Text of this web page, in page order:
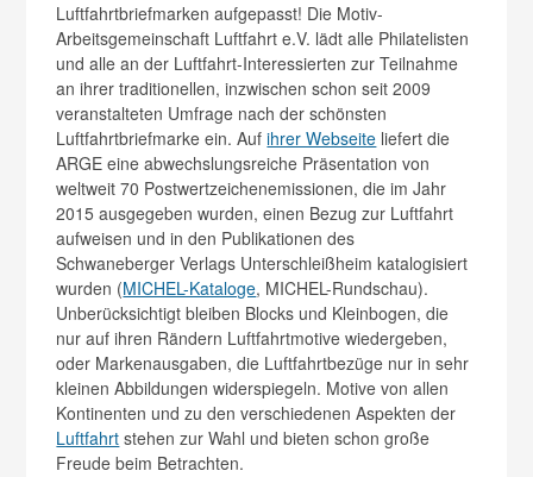
Luftfahrtbriefmarken aufgepasst! Die Motiv-
Arbeitsgemeinschaft Luftfahrt e.V. lädt alle Philatelisten
und alle an der Luftfahrt-Interessierten zur Teilnahme
an ihrer traditionellen, inzwischen schon seit 2009
veranstalteten Umfrage nach der schönsten
Luftfahrtbriefmarke ein. Aufihrer Webseite liefert die
ARGE eine abwechslungsreiche Präsentation von
weltweit 70 Postwertzeichenemissionen, die im Jahr
2015 ausgegeben wurden, einen Bezug zur Luftfahrt
aufweisen und in den Publikationen des
Schwaneberger Verlags Unterschleißheim katalogisiert
wurden (MICHEL-Kataloge, MICHEL-Rundschau).
Unberücksichtigt bleiben Blocks und Kleinbogen, die
nur auf ihren Rändern Luftfahrtmotive wiedergeben,
oder Markenausgaben, die Luftfahrtbezüge nur in sehr
kleinen Abbildungen widerspiegeln. Motive von allen
Kontinenten und zu den verschiedenen Aspekten der
Luftfahrt stehen zur Wahl und bieten schon große
Freude beim Betrachten.